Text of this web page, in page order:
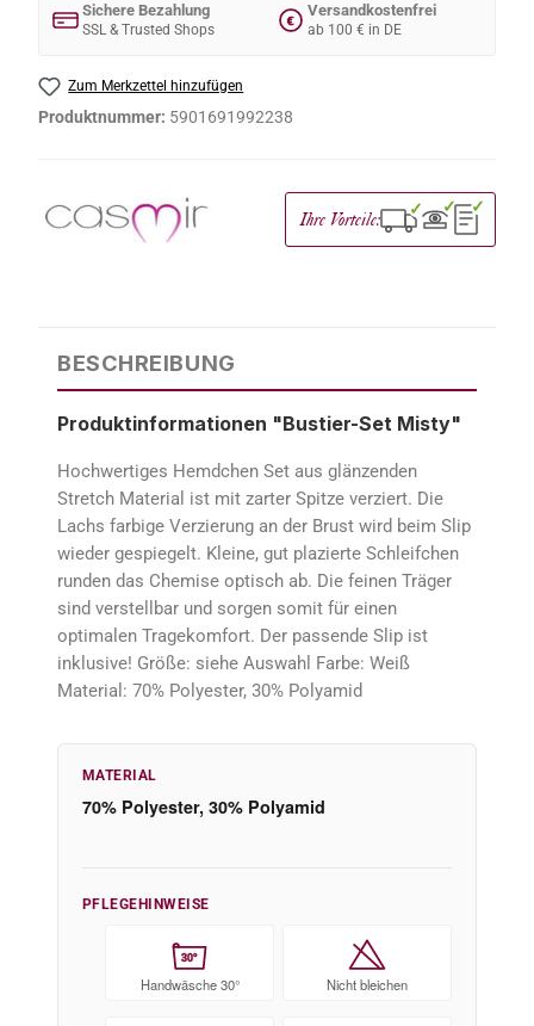
Sichere Bezahlung
SSL & Trusted Shops
€
Versandkostenfrei
ab 100 € in DE
Zum Merkzettel hinzufügen
Produktnummer: 5901691992238
Ihre Vorteile: ✓ ✓ ✓
BESCHREIBUNG
Produktinformationen "Bustier-Set Misty"
Hochwertiges Hemdchen Set aus glänzenden
Stretch Material ist mit zarter Spitze verziert. Die
Lachs farbige Verzierung an der Brust wird beim Slip
wieder gespiegelt. Kleine, gut plazierte Schleifchen
runden das Chemise optisch ab. Die feinen Träger
sind verstellbar und sorgen somit für einen
optimalen Tragekomfort. Der passende Slip ist
inklusive! Größe: siehe Auswahl Farbe: Weiß
Material: 70% Polyester, 30% Polyamid
MATERIAL
70% Polyester, 30% Polyamid
PFLEGEHINWEISE
30°
Handwäsche 30° Nicht bleichen